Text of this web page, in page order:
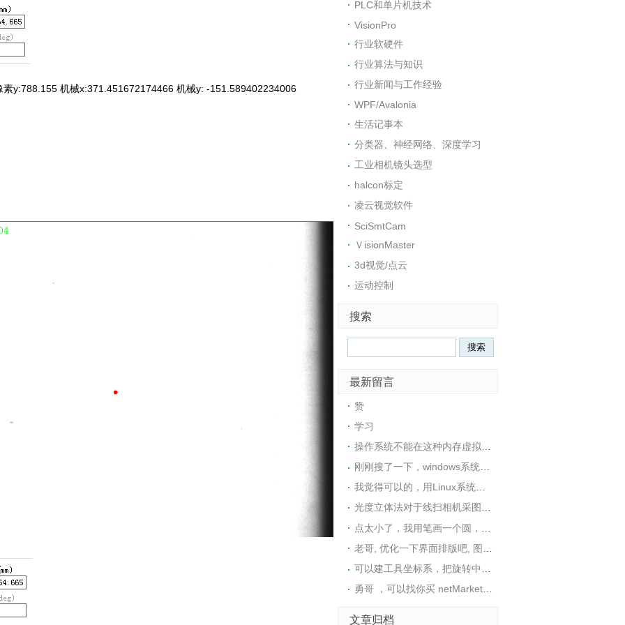
y:788.155 机械x:371.451672174466 机械y: -151.589402234006
PLC和单片机技术
VisionPro
行业软硬件
行业算法与知识
行业新闻与工作经验
WPF/Avalonia
生活记事本
分类器、神经网络、深度学习
工业相机镜头选型
halcon标定
凌云视觉软件
SciSmtCam
ＶisionMaster
3d视觉/点云
运动控制
搜索
最新留言
赞
学习
我觉得可以的，用Linux系统可以很方便地在内存中创建一个tmpfs文件系统，然后在里面安装软件
光度立体法对于线扫相机采图，好像不是很适用，采图太麻烦了
文章归档